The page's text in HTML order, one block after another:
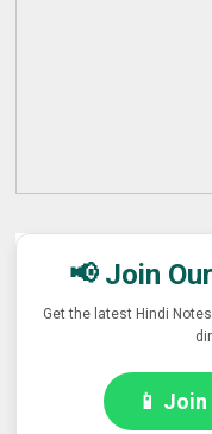
📢 Join
Get the latest Hindi
📱